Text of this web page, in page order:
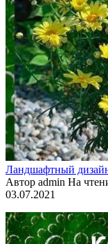
Ландшафтный
Автор admin На
03.07.2021